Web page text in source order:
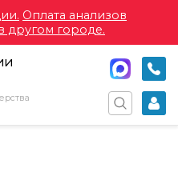
Оплата анализов
другом городе.